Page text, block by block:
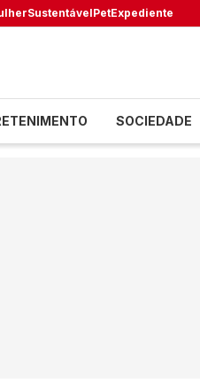
SustentávelPetExpediente
SOCIEDADE